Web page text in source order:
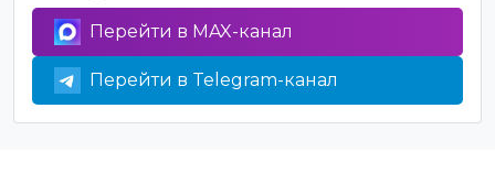
Перейти в MAX-канал
Перейти в Telegram-канал